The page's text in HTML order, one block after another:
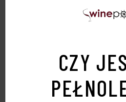
CZY
CALVADOS
89,00 zł